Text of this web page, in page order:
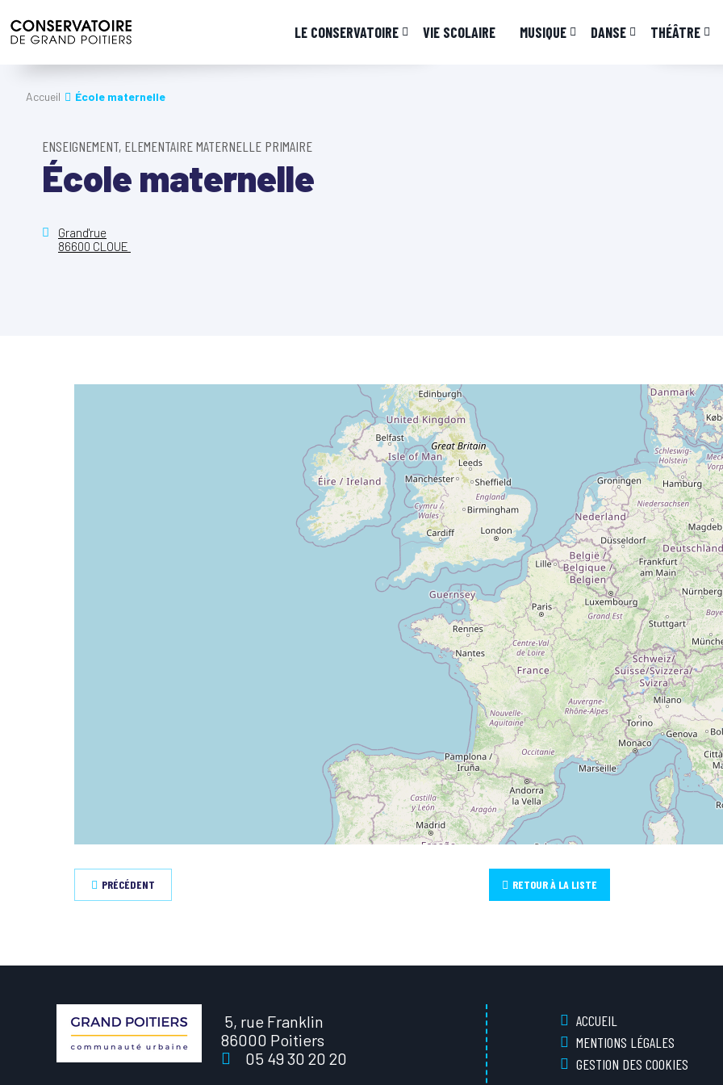
LE CONSERVATOIRE VIE SCOLAIRE MUSIQUE DANSE THÉÂTRE
Accueil École maternelle
ENSEIGNEMENT, ELEMENTAIRE MATERNELLE PRIMAIRE
École maternelle
Grand'rue
86600 CLOUE
PRÉCÉDENT RETOUR À LA LISTE
5, rue Franklin
86000 Poitiers
05 49 30 20 20
ACCUEIL
MENTIONS LÉGALES
GESTION DES COOKIES